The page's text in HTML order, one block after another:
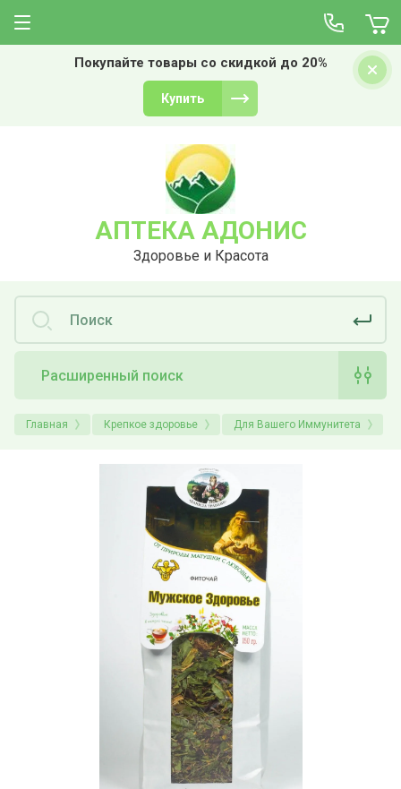
Покупайте товары со скидкой до 20%
Купить
АПТЕКА АДОНИС
Здоровье и Красота
Расширенный поиск
Главная Крепкое здоровье Для Вашего Иммунитета